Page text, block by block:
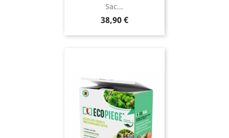
Sac...
Prix
38,90 €